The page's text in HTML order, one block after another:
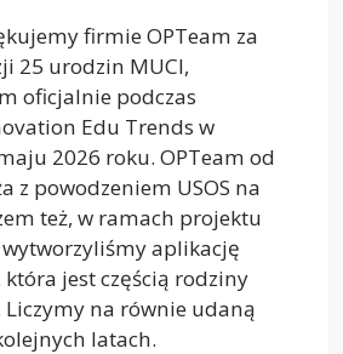
firmie OPTeam za
25 urodzin MUCI,
oficjalnie podczas
Edu Trends w
2026 roku. OPTeam od
z powodzeniem USOS na
też, w ramach projektu
aplikację
która jest częścią rodziny
Liczymy na równie udaną
latach.